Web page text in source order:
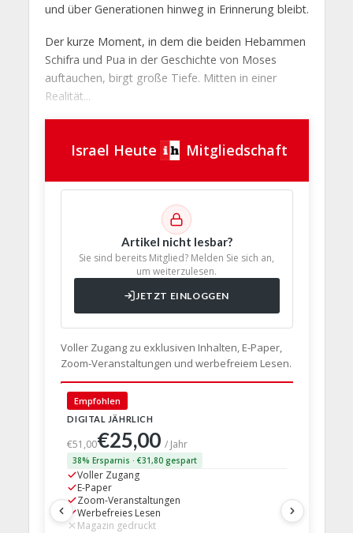
und über Generationen hinweg in Erinnerung bleibt.
Der kurze Moment, in dem die beiden Hebammen
Schifra und Pua in der Geschichte von Moses
auftauchen, birgt große Tiefe. Mitten in einer
Realität...
Israel Heute Mitgliedschaft
Artikel nicht lesbar?
Sie sind bereits Mitglied? Melden Sie sich an,
um weiterzulesen.
JETZT EINLOGGEN
Voller Zugang zu exklusiven Inhalten, E-Paper,
Zoom-Veranstaltungen und werbefreiem Lesen.
Empfohlen
DIGITAL JÄHRLICH
€51,00€25,00/ Jahr
38% Ersparnis · €31,80 gespart
Voller Zugang
E-Paper
Zoom-Veranstaltungen
Werbefreies Lesen
Magazin gedruckt